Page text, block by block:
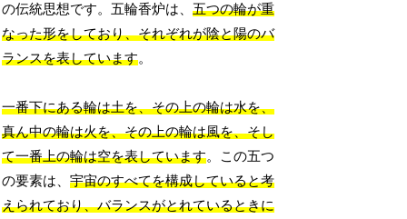
の伝統思想です。五輪香炉は、五つの輪が重
なった形をしており、それぞれが陰と陽のバ
ランスを表しています。
一番下にある輪は土を、その上の輪は水を、
真ん中の輪は火を、その上の輪は風を、そし
て一番上の輪は空を表しています。この五つ
の要素は、宇宙のすべてを構成していると考
えられており、バランスがとれているときに